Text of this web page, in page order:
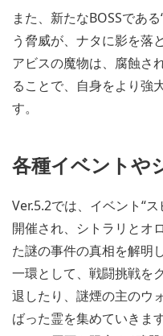
また、新たなBOSSであ
う脅威が、ナタに影を落
アビスの魔物は、腐蝕さ
ることで、自身をより強
す。
各種イベントや
Ver.5.2では、イベント“
開催され、シトラリとオ
た謎の事件の真相を解明
一環として、戦闘挑戦を
退したり、謎煙の主のウ
ばった霊を集めていきま